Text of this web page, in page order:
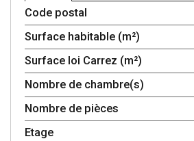
Code postal
Surface habitable (m²)
Surface loi Carrez (m²)
Nombre de chambre(s)
Nombre de pièces
Etage